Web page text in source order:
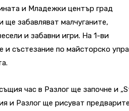
и Младежки център град
ще забавляват малчуганите,
и забавни игри. На 1-ви
състезание по майсторско
час в Разлог ще започне и
и Разлог ще рисуват